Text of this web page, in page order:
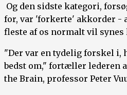
Og den sidste kategori,
for, var 'forkerte' akkorder -
fleste af os normalt vil
"Der var en tydelig forskel i,
bedst om," fortæller lederen
the Brain, professor Peter